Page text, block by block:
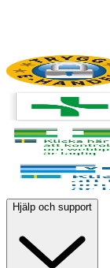
Hjälp och support